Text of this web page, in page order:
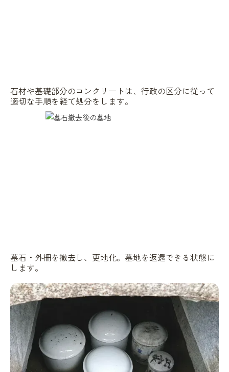
石材や基礎部分のコンクリートは、行政の区分に従って
適切な手順を経て処分をします。
墓石・外柵を撤去し、更地化。墓地を返還できる状態に
します。